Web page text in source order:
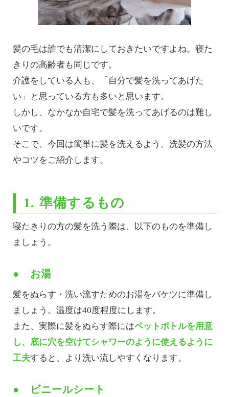
髪の毛は誰でも清潔にしておきたいですよね。寝た
きりの高齢者も同じです。
介護をしている人も、「自分で髪を洗ってあげた
い」と思っている方も多いと思います。
しかし、なかなか自宅で髪を洗ってあげるのは難し
いです。
そこで、今回は簡単に髪を洗えるよう、洗髪の方法
やコツをご紹介します。
1. 準備するもの
寝たきりの方の髪を洗う際は、以下のものを準備し
ましょう。
● お湯
髪をぬらす・洗い流すためのお湯をバケツに準備し
ましょう。温度は40度程度にします。
また、実際に髪をぬらす際にはペットボトルを用意
し、底に穴を空けてシャワーのように使えるように
工夫すると、より洗い流しやすくなります。
● ビニールシート